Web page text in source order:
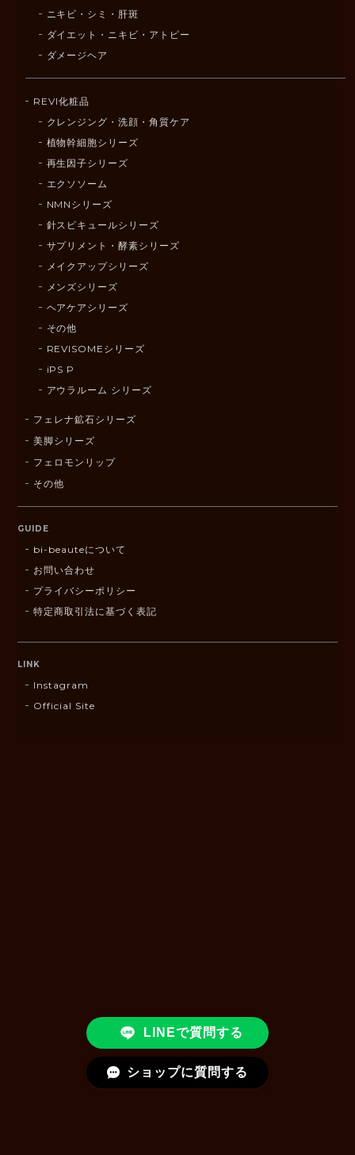
ニキビ・シミ・肝斑
ダイエット・ニキビ・アトピー
ダメージヘア
REVI化粧品
クレンジング・洗顔・角質ケア
植物幹細胞シリーズ
再生因子シリーズ
エクソソーム
NMNシリーズ
針スピキュールシリーズ
サプリメント・酵素シリーズ
メイクアップシリーズ
メンズシリーズ
ヘアケアシリーズ
その他
REVISOMEシリーズ
iPS P
アウラルーム シリーズ
フェレナ鉱石シリーズ
美脚シリーズ
フェロモンリップ
その他
GUIDE
bi-beauteについて
お問い合わせ
プライバシーポリシー
特定商取引法に基づく表記
LINK
Instagram
Official Site
LINEで質問する
ショップに質問する